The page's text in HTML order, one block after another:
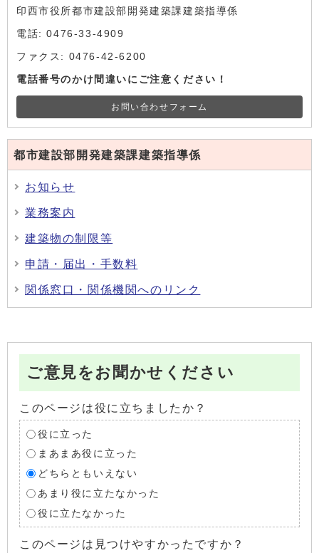
印西市役所都市建設部開発建築課建築指導係
電話: 0476-33-4909
ファクス: 0476-42-6200
電話番号のかけ間違いにご注意ください！
お問い合わせフォーム
都市建設部開発建築課建築指導係
お知らせ
業務案内
建築物の制限等
申請・届出・手数料
関係窓口・関係機関へのリンク
ご意見をお聞かせください
このページは役に立ちましたか？
役に立った
まあまあ役に立った
どちらともいえない
あまり役に立たなかった
役に立たなかった
このページは見つけやすかったですか？